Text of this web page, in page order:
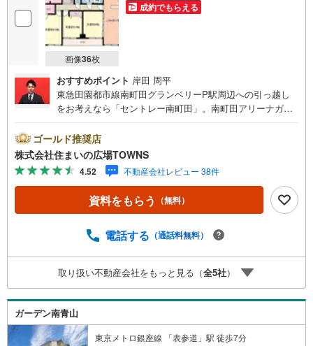
画像36枚
成約でもらえる
おすすめポイント 岸田 周平
東急田園都市線南町田グランベリーP駅周辺への引っ越し
をお考えなら「セントレー南町田」。南町田アリーナガー
侵入しづらいオートロック付き物件なので安心です。シス
テムキッチンは使いやすく汚れにくいのでご好評です。南
西向きの物件をぜひ一度ご覧ください。部屋の向きは大切
です。追い焚き機能付きですので、前日の残り湯を再利用
できます。【年中無休/9:00～21:00】人気物件は特にお問
い合わせが集中するため、お早めにお電話下さい。「室
ムーズです。■その他、各種ご相談も承っております。○住
なってお客様に合った物件をご紹介させて頂きます！ /他社
様掲載物件も併せてご紹介可能ですのでお気軽にお問い合
わせ下さい♪駐車場もございますので、お車でのお越しも
大歓迎です！
ゴールド推奨店
株式会社住まいの広場TOWNS
4.52 不動産会社レビュー 38件
資料をもらう （無料）
電話する （通話料無料）
取り扱い不動産会社をもっと見る（全5社）
ガーデン南青山
東京メトロ銀座線 「表参道」駅 徒歩7分